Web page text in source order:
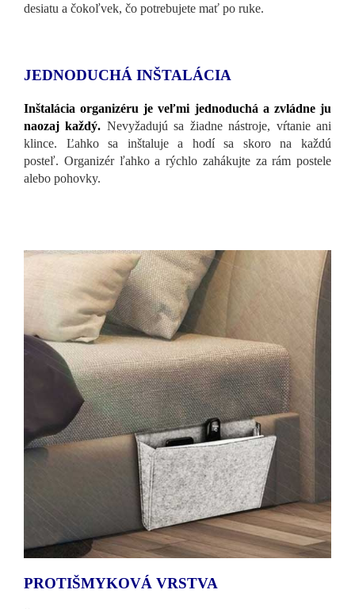
desiatu a čokoľvek, čo potrebujete mať po ruke.
JEDNODUCHÁ INŠTALÁCIA
Inštalácia organizéru je veľmi jednoduchá a zvládne ju
naozaj každý. Nevyžadujú sa žiadne nástroje, vŕtanie ani
klince. Ľahko sa inštaluje a hodí sa skoro na každú
posteľ. Organizér ľahko a rýchlo zahákujte za rám postele
alebo pohovky.
PROTIŠMYKOVÁ VRSTVA